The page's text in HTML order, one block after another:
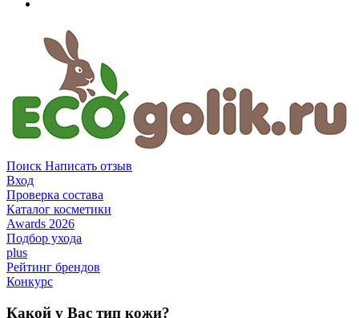
Поиск Написать отзыв
Вход
Проверка состава
Каталог косметики
Awards 2026
Подбор ухода
plus
Рейтинг брендов
Конкурс
Какой у Вас тип кожи?